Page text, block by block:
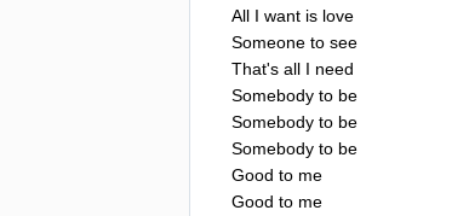
All I want is love
Someone to see
That's all I need
Somebody to be
Somebody to be
Somebody to be
Good to me
Good to me